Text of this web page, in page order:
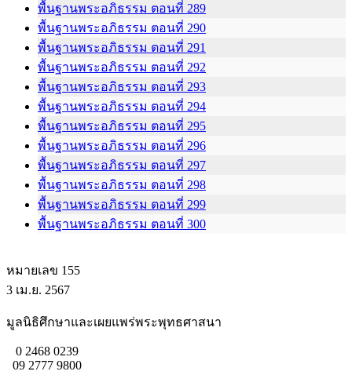
พื้นฐานพระอภิธรรม ตอนที่ 289
พื้นฐานพระอภิธรรม ตอนที่ 290
พื้นฐานพระอภิธรรม ตอนที่ 291
พื้นฐานพระอภิธรรม ตอนที่ 292
พื้นฐานพระอภิธรรม ตอนที่ 293
พื้นฐานพระอภิธรรม ตอนที่ 294
พื้นฐานพระอภิธรรม ตอนที่ 295
พื้นฐานพระอภิธรรม ตอนที่ 296
พื้นฐานพระอภิธรรม ตอนที่ 297
พื้นฐานพระอภิธรรม ตอนที่ 298
พื้นฐานพระอภิธรรม ตอนที่ 299
พื้นฐานพระอภิธรรม ตอนที่ 300
หมายเลข 155
3 เม.ย. 2567
มูลนิธิศึกษาและเผยแพร่พระพุทธศาสนา
0 2468 0239
09 2777 9800